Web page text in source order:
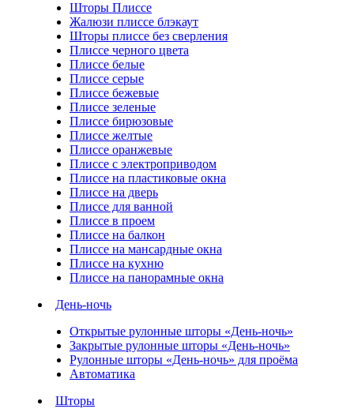
Шторы Плиссе
Жалюзи плиссе блэкаут
Шторы плиссе без сверления
Плиссе черного цвета
Плиссе белые
Плиссе серые
Плиссе бежевые
Плиссе зеленые
Плиссе бирюзовые
Плиссе желтые
Плиссе оранжевые
Плиссе с электроприводом
Плиссе на пластиковые окна
Плиссе на дверь
Плиссе для ванной
Плиссе в проем
Плиссе на балкон
Плиссе на мансардные окна
Плиссе на кухню
Плиссе на панорамные окна
День-ночь
Открытые рулонные шторы «День-ночь»
Закрытые рулонные шторы «День-ночь»
Рулонные шторы «День-ночь» для проёма
Автоматика
Шторы